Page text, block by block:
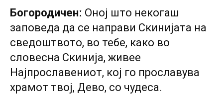
Богородиченː Оној што некогаш
заповеда да се направи Скинијата на
сведоштвото, во тебе, како во
словесна Скинија, живее
Најпрославениот, кој го прославува
храмот твој, Дево, со чудеса.